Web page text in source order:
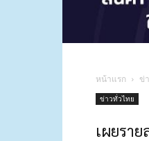
หน้าแรก ข่
ข่าวทั่วไทย
เผยรา